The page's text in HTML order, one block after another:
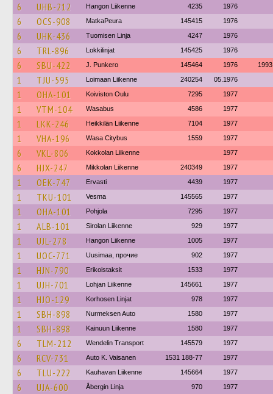
6 UHB-212 Hangon Liikenne 4235 1976
6 OCS-908 MatkaPeura 145415 1976
6 UHK-436 Tuomisen Linja 4247 1976
6 TRL-896 Lokkilinjat 145425 1976
6 SBU-422 J. Punkero 145464 1976 1993
1 TJU-595 Loimaan Liikenne 240254 05.1976
1 OHA-101 Koiviston Oulu 7295 1977
1 VTM-104 Wasabus 4586 1977
1 LKK-246 Heikkilän Liikenne 7104 1977
1 VHA-196 Wasa Citybus 1559 1977
6 VKL-806 Kokkolan Liikenne 1977
6 HJX-247 Mikkolan Liikenne 240349 1977
1 OEK-747 Ervasti 4439 1977
1 TKU-101 Vesma 145565 1977
1 OHA-101 Pohjola 7295 1977
1 ALB-101 Sirolan Liikenne 929 1977
1 UJL-278 Hangon Liikenne 1005 1977
1 UOC-771 Uusimaa, прочие 902 1977
1 HJN-790 Erikoistaksit 1533 1977
1 UJH-701 Lohjan Liikenne 145661 1977
1 HJO-129 Korhosen Linjat 978 1977
1 SBH-898 Nurmeksen Auto 1580 1977
1 SBH-898 Kainuun Liikenne 1580 1977
6 TLM-212 Wendelin Transport 145579 1977
6 RCV-731 Auto K. Vaisanen 1531 188-77 1977
6 TLU-222 Kauhavan Liikenne 145664 1977
6 UJA-600 Åbergin Linja 970 1977